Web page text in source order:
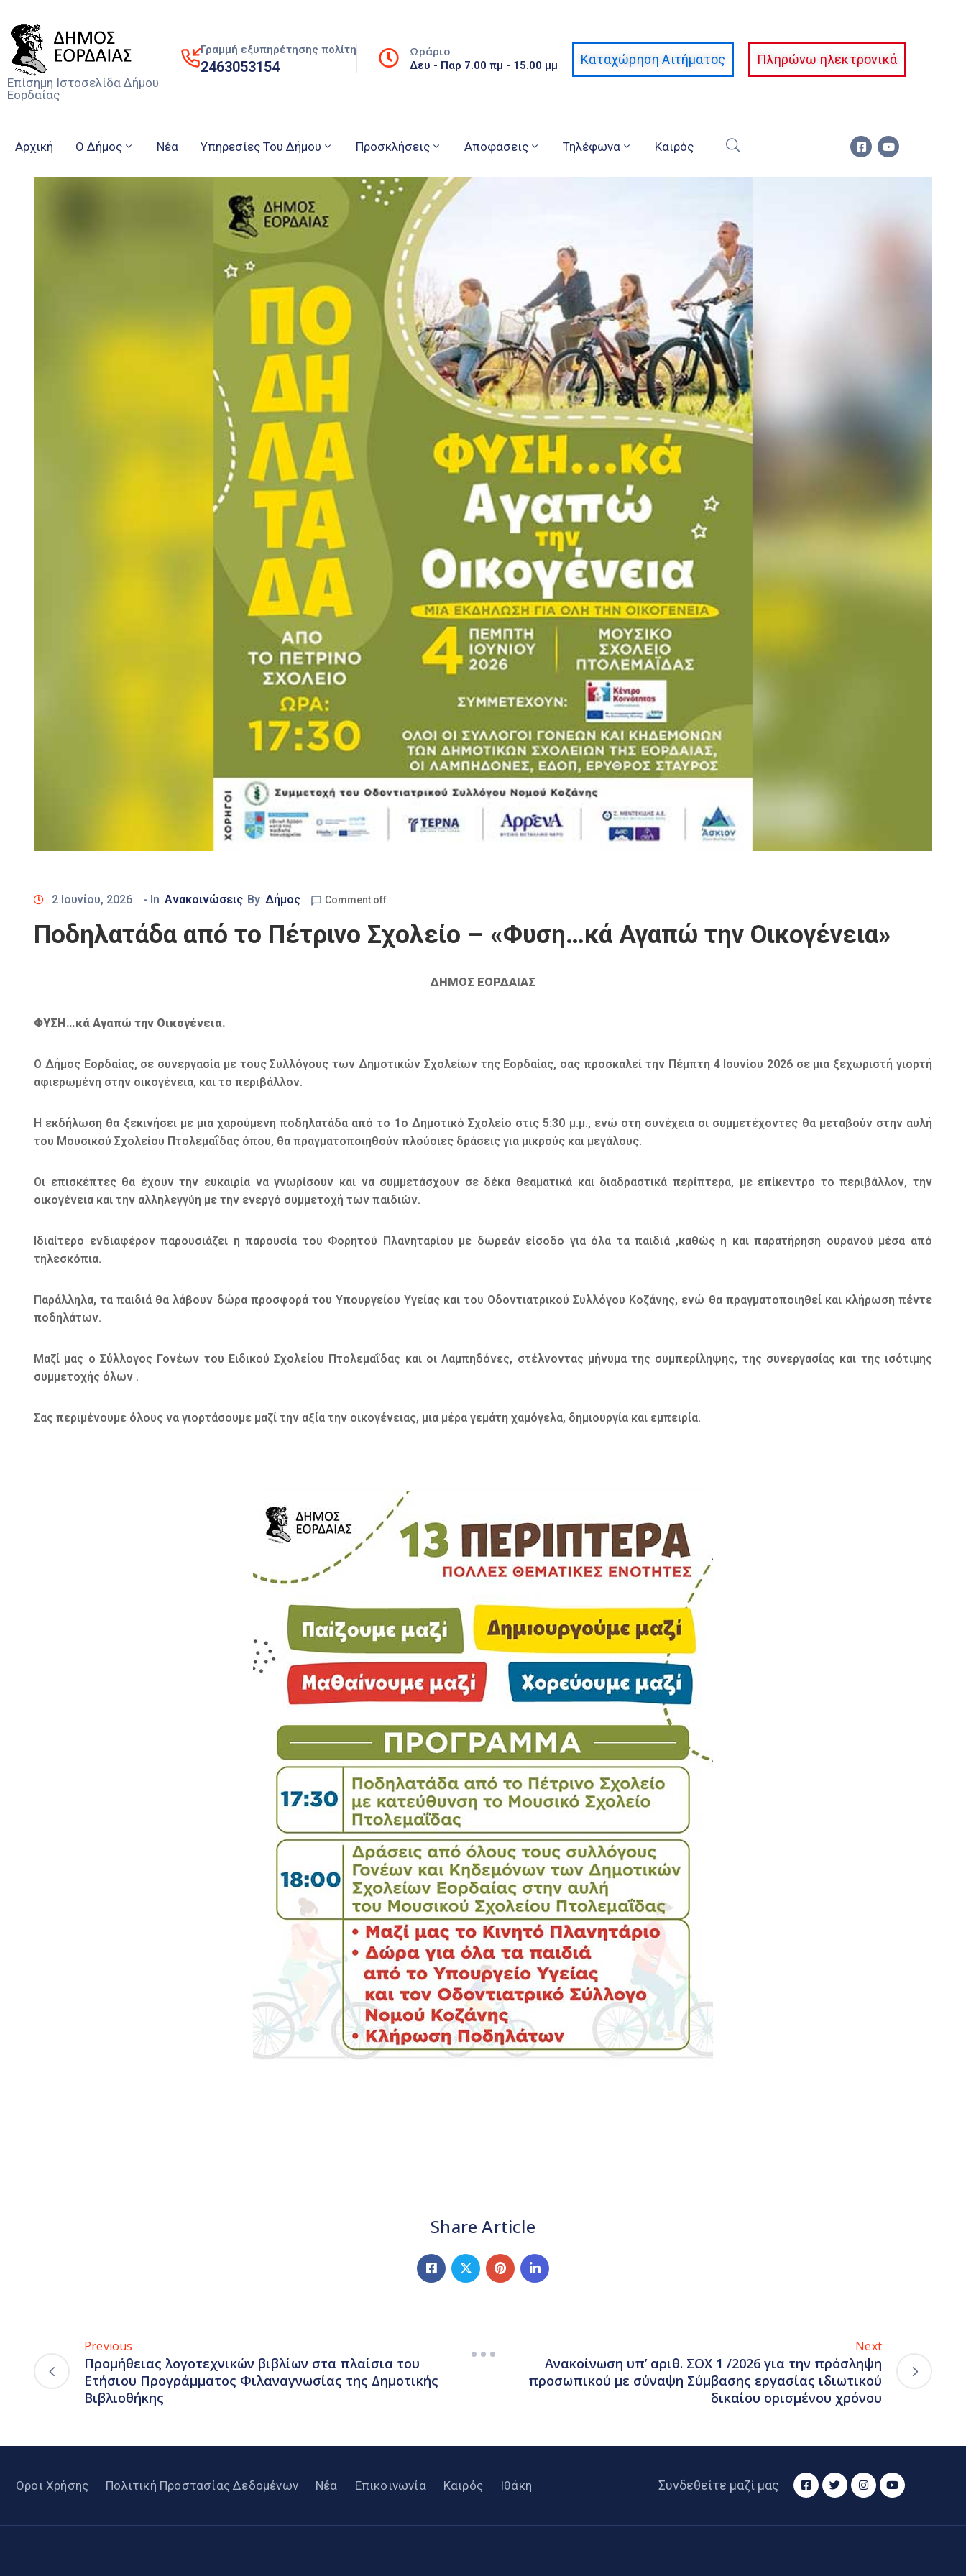
Επίσημη Ιστοσελίδα Δήμου
Εορδαίας
Γραμμή εξυπηρέτησης πολίτη
2463053154
Ωράριο
Δευ - Παρ 7.00 πμ - 15.00 μμ Καταχώρηση Αιτήματος Πληρώνω ηλεκτρονικά
Αρχική Ο Δήμος Νέα Υπηρεσίες Του Δήμου Προσκλήσεις Αποφάσεις Τηλέφωνα Καιρός
2 Ιουνίου, 2026 - In Ανακοινώσεις By Δήμος Comment off
Ποδηλατάδα από το Πέτρινο Σχολείο – «Φυση…κά Αγαπώ την Οικογένεια»
ΔΗΜΟΣ ΕΟΡΔΑΙΑΣ
ΦΥΣΗ…κά Αγαπώ την Οικογένεια.
Ο Δήμος Εορδαίας, σε συνεργασία με τους Συλλόγους των Δημοτικών Σχολείων της Εορδαίας, σας προσκαλεί την Πέμπτη 4 Ιουνίου 2026 σε μια ξεχωριστή γιορτή
αφιερωμένη στην οικογένεια, και το περιβάλλον.
Η εκδήλωση θα ξεκινήσει με μια χαρούμενη ποδηλατάδα από το 1ο Δημοτικό Σχολείο στις 5:30 μ.μ., ενώ στη συνέχεια οι συμμετέχοντες θα μεταβούν στην αυλή
του Μουσικού Σχολείου Πτολεμαΐδας όπου, θα πραγματοποιηθούν πλούσιες δράσεις για μικρούς και μεγάλους.
Οι επισκέπτες θα έχουν την ευκαιρία να γνωρίσουν και να συμμετάσχουν σε δέκα θεαματικά και διαδραστικά περίπτερα, με επίκεντρο το περιβάλλον, την
οικογένεια και την αλληλεγγύη με την ενεργό συμμετοχή των παιδιών.
Ιδιαίτερο ενδιαφέρον παρουσιάζει η παρουσία του Φορητού Πλανηταρίου με δωρεάν είσοδο για όλα τα παιδιά ,καθώς η και παρατήρηση ουρανού μέσα από
τηλεσκόπια.
Παράλληλα, τα παιδιά θα λάβουν δώρα προσφορά του Υπουργείου Υγείας και του Οδοντιατρικού Συλλόγου Κοζάνης, ενώ θα πραγματοποιηθεί και κλήρωση πέντε
ποδηλάτων.
Μαζί μας ο Σύλλογος Γονέων του Ειδικού Σχολείου Πτολεμαΐδας και οι Λαμπηδόνες, στέλνοντας μήνυμα της συμπερίληψης, της συνεργασίας και της ισότιμης
συμμετοχής όλων .
Σας περιμένουμε όλους να γιορτάσουμε μαζί την αξία την οικογένειας, μια μέρα γεμάτη χαμόγελα, δημιουργία και εμπειρία.
Share Article
Previous
Προμήθειας λογοτεχνικών βιβλίων στα πλαίσια του
Ετήσιου Προγράμματος Φιλαναγνωσίας της Δημοτικής
Βιβλιοθήκης
Next
Ανακοίνωση υπ’ αριθ. ΣΟΧ 1 /2026 για την πρόσληψη
προσωπικού με σύναψη Σύμβασης εργασίας ιδιωτικού
δικαίου ορισμένου χρόνου
Οροι Χρήσης Πολιτική Προστασίας Δεδομένων Νέα Επικοινωνία Καιρός Ιθάκη Συνδεθείτε μαζί μας